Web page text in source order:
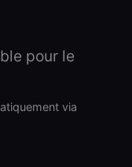
pour le
via